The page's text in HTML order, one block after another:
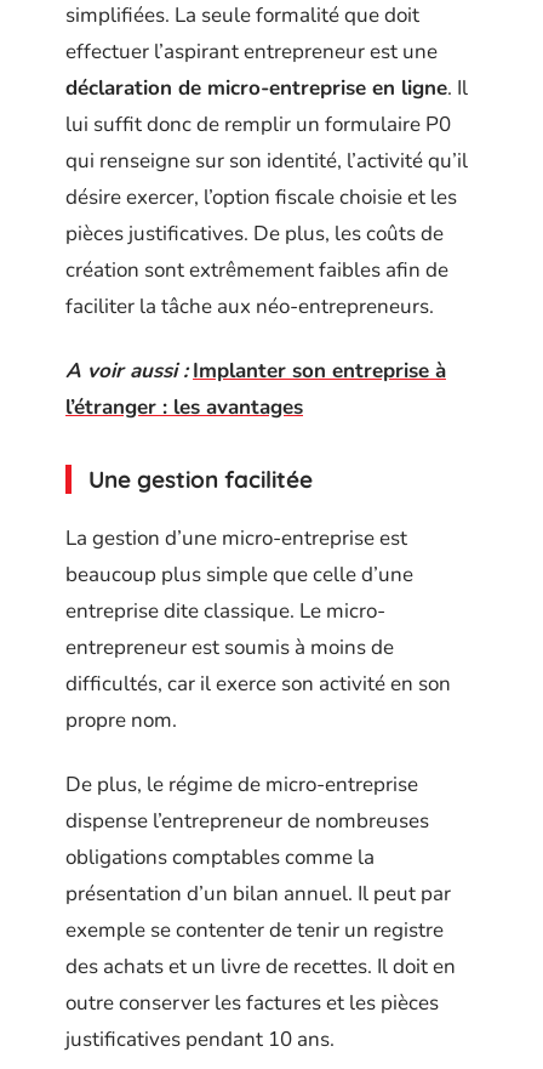
simplifiées. La seule formalité que doit
effectuer l’aspirant entrepreneur est une
déclaration de micro-entreprise en ligne. Il
lui suffit donc de remplir un formulaire P0
qui renseigne sur son identité, l’activité qu’il
désire exercer, l’option fiscale choisie et les
pièces justificatives. De plus, les coûts de
création sont extrêmement faibles afin de
faciliter la tâche aux néo-entrepreneurs.
A voir aussi : Implanter son entreprise à
l’étranger : les avantages
Une gestion facilitée
La gestion d’une micro-entreprise est
beaucoup plus simple que celle d’une
entreprise dite classique. Le micro-
entrepreneur est soumis à moins de
difficultés, car il exerce son activité en son
propre nom.
De plus, le régime de micro-entreprise
dispense l’entrepreneur de nombreuses
obligations comptables comme la
présentation d’un bilan annuel. Il peut par
exemple se contenter de tenir un registre
des achats et un livre de recettes. Il doit en
outre conserver les factures et les pièces
justificatives pendant 10 ans.